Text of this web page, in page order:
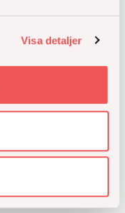
Visa detaljer
skede med
i så mycket